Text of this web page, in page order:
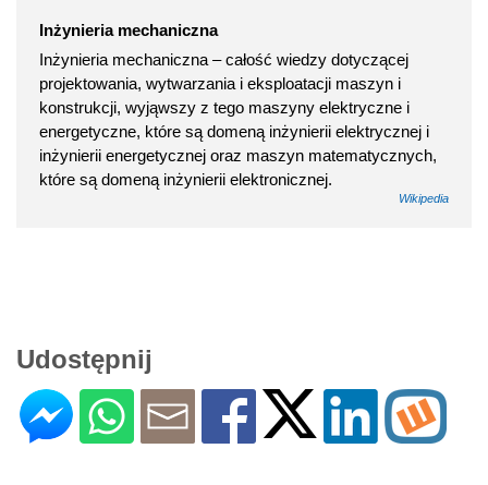
Inżynieria mechaniczna
Inżynieria mechaniczna – całość wiedzy dotyczącej
projektowania, wytwarzania i eksploatacji maszyn i
konstrukcji, wyjąwszy z tego maszyny elektryczne i
energetyczne, które są domeną inżynierii elektrycznej i
inżynierii energetycznej oraz maszyn matematycznych,
które są domeną inżynierii elektronicznej.
Wikipedia
Udostępnij